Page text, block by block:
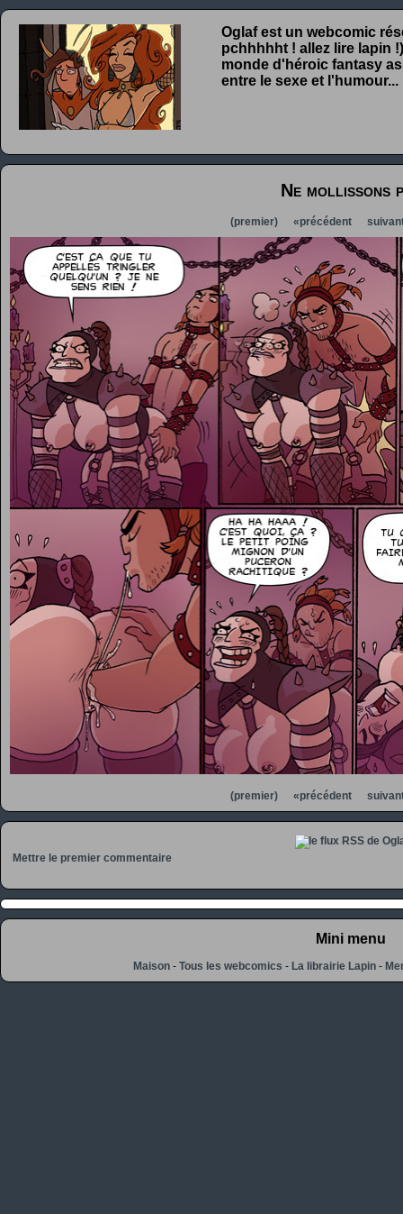
Oglaf est un webcomic
pchhhhht ! allez lire lapin
monde d'héroic fantasy
entre le sexe et l'humour...
Ne mollissons
(premier) «précédent
(premier) «précédent
Mettre le premier commentaire
Mini menu
Maison -Tous les webcomics -La librairie Lapin -